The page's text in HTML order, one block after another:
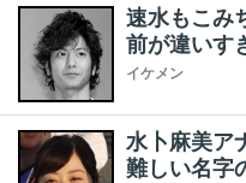
速水もこみ
前が違いす
イケメン
水卜麻美ア
難しい名字